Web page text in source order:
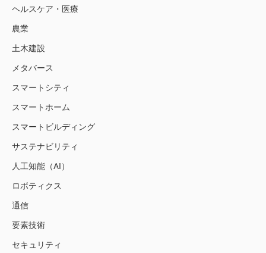
ヘルスケア・医療
農業
土木建設
メタバース
スマートシティ
スマートホーム
スマートビルディング
サステナビリティ
人工知能（AI）
ロボティクス
通信
要素技術
セキュリティ